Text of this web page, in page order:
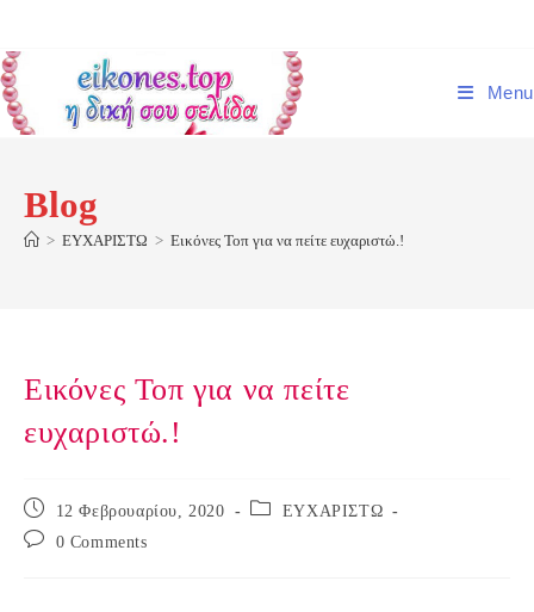
content
Menu
Blog
> ΕΥΧΑΡΙΣΤΩ > Εικόνες Τοπ για να πείτε ευχαριστώ.!
Εικόνες Τοπ για να πείτε
ευχαριστώ.!
Post
published:
12 Φεβρουαρίου, 2020
Post ΕΥΧΑΡΙΣΤΩ
Post
0 Comments